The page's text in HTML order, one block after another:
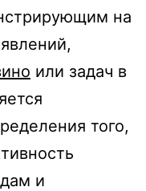
на
или задач в
того,
и